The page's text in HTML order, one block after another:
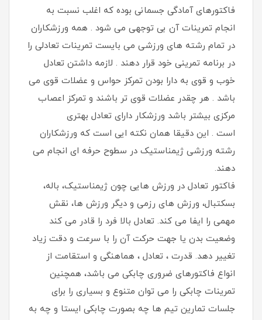
فاکتورهای آمادگی جسمانی بوده که اغلب نسبت به
انجام تمرینات آن بی توجهی می شود . همه ورزشکاران
در تمام رشته های ورزشی می بایست تمرینات تعادلی را
در برنامه تمرینی خود قرار دهند . لازمه داشتن تعادل
خوب و قوی به دارا بودن تمرکز حواس و عضلات قوی می
باشد . هر چقدر عضلات قوی تر باشند و تمرکز اعصاب
مرکزی بیشتر باشد ورزشکار دارای تعادل بهتری
است . این دقیقا همان نکته ایی است که ورزشکاران
رشته ورزشی ژیمناستیک در سطوح حرفه ای انجام می
دهند.
فاکتور تعادل در ورزش هایی چون ژیمناستیک، باله،
بسکتبال، ورزش های رزمی و دیگر ورزش ها، نقش
مهمی را ایفا می کند. تعادل بالا فرد را قادر می کند
وضعیت بدن یا جهت حرکت آن را با سرعت و دقت زیاد
تغییر دهد. قدرت ، تعادل ، هماهنگی و استقامت از
انواع فاکتورهای ضروری چابکی می باشد، همچنین
تمرینات چابکی را می توان متنوع و بسیاری را برای
جلسات تمارین تیم ها چه بصورت چابکی ایستا و چه به